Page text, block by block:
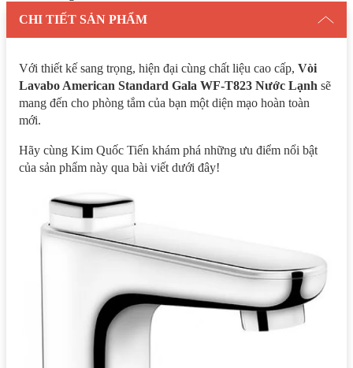
CHI TIẾT SẢN PHẨM
Với thiết kế sang trọng, hiện đại cùng chất liệu cao cấp, Vòi
Lavabo American Standard Gala WF-T823 Nước Lạnh sẽ
mang đến cho phòng tắm của bạn một diện mạo hoàn toàn
mới.
Hãy cùng Kim Quốc Tiến khám phá những ưu điểm nổi bật
của sản phẩm này qua bài viết dưới đây!